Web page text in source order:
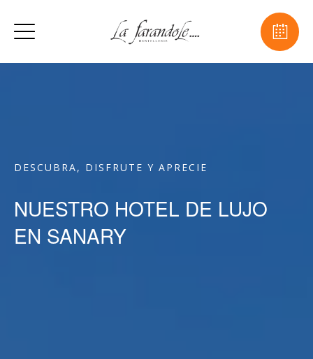
DESCUBRA, DISFRUTE Y APRECIE
NUESTRO HOTEL DE LUJO
EN SANARY